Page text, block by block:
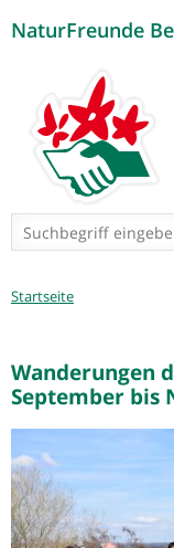
NaturFreunde
Suchformular
Sie
Startseite
Wanderungen
September bis